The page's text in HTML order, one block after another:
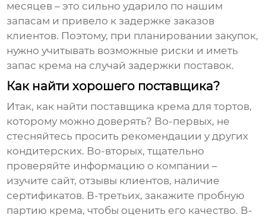
месяцев – это сильно ударило по нашим
запасам и привело к задержке заказов
клиентов. Поэтому, при планировании закупок,
нужно учитывать возможные риски и иметь
запас крема на случай задержки поставок.
Как найти хорошего поставщика?
Итак, как найти поставщика крема для тортов,
которому можно доверять? Во-первых, не
стесняйтесь просить рекомендации у других
кондитерских. Во-вторых, тщательно
проверяйте информацию о компании –
изучите сайт, отзывы клиентов, наличие
сертификатов. В-третьих, закажите пробную
партию крема, чтобы оценить его качество. В-